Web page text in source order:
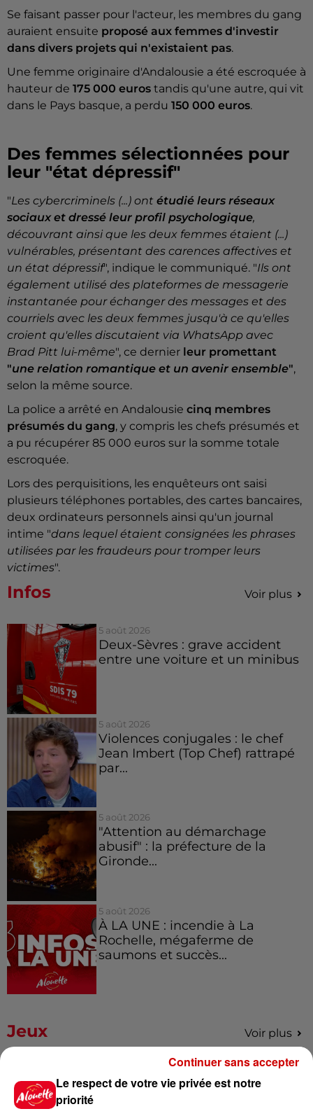
Se faisant passer pour l'acteur, les membres du gang
auraient ensuite proposé aux femmes d'investir
dans divers projets qui n'existaient pas.
Une femme originaire d'Andalousie a été escroquée à
hauteur de 175 000 euros tandis qu'une autre, qui vit
dans le Pays basque, a perdu 150 000 euros.
Des femmes sélectionnées pour
leur "état dépressif"
"Les cybercriminels (...) ont étudié leurs réseaux
sociaux et dressé leur profil psychologique,
découvrant ainsi que les deux femmes étaient (...)
vulnérables, présentant des carences affectives et
un état dépressif", indique le communiqué. "Ils ont
également utilisé des plateformes de messagerie
instantanée pour échanger des messages et des
courriels avec les deux femmes jusqu'à ce qu'elles
croient qu'elles discutaient via WhatsApp avec
Brad Pitt lui-même", ce dernier leur promettant
"une relation romantique et un avenir ensemble",
selon la même source.
La police a arrêté en Andalousie cinq membres
présumés du gang, y compris les chefs présumés et
a pu récupérer 85 000 euros sur la somme totale
escroquée.
Lors des perquisitions, les enquêteurs ont saisi
plusieurs téléphones portables, des cartes bancaires,
deux ordinateurs personnels ainsi qu'un journal
intime "dans lequel étaient consignées les phrases
utilisées par les fraudeurs pour tromper leurs
victimes".
Infos Voir plus
5 août 2026
Deux-Sèvres : grave accident
entre une voiture et un minibus
5 août 2026
Violences conjugales : le chef
Jean Imbert (Top Chef) rattrapé
par...
5 août 2026
"Attention au démarchage
abusif" : la préfecture de la
Gironde...
5 août 2026
À LA UNE : incendie à La
Rochelle, mégaferme de
saumons et succès...
Jeux Voir plus
Gagnez vos places pour le
Festival du Roi Arthur 2026 !
Le respect de votre vie privée est notre
priorité
Continuer sans accepter